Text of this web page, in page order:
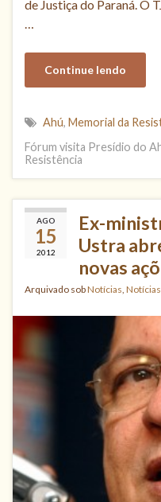
de Justiça do Paraná. O
…
Continue lendo
Ahú, Memorial da
Fórum visita Presídio do
Resistência
AGO
15
2012
Ex-
Ustra
novas
Arquivado sobNotícias